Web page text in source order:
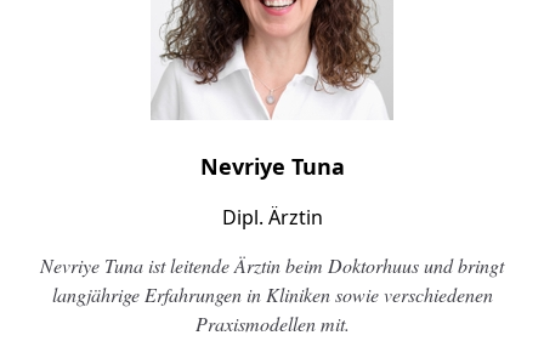
Nevriye Tuna
Dipl. Ärztin
Nevriye Tuna ist leitende Ärztin beim Doktorhuus und bringt
langjährige Erfahrungen in Kliniken sowie verschiedenen
Praxismodellen mit.